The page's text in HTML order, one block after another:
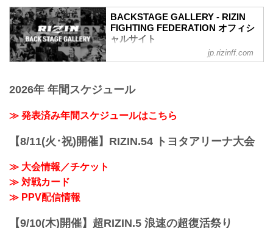
ン（LOSE）
6R 2分00秒 判定（3-0）
≫ 試合結果詳細
第6試合／細川一颯 vs. 宇佐美正パトリッ
RIZIN オープンフィンガーグローブ キッ
（LOSE）細川一颯 vs. 宇佐美正パトリッ
2R 2分59秒 TKO（レフェリーストップ）
≫ 試合結果詳...
BACKSTAGE GALLERY - RIZIN
FIGHTING FEDERATION オフィシ
ャルサイト
BACKSTAGE GALLERY の記事一覧 - 格
イジン ファイティング フェデレーショ
いきます。
jp.rizinff.com
2026年 年間スケジュール
≫ 発表済み年間スケジュールはこちら
【8/11(火･祝)開催】RIZIN.54 トヨタアリーナ大会
≫ 大会情報／チケット
≫ 対戦カード
≫ PPV配信情報
【9/10(木)開催】超RIZIN.5 浪速の超復活祭り